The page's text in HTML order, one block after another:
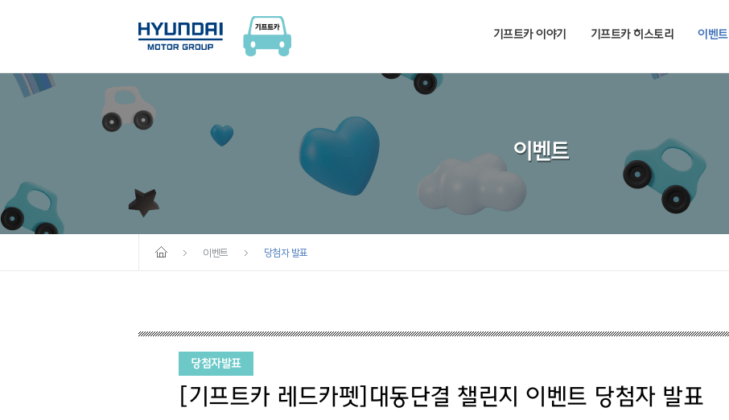
기프트카 이야기 기프트카 히스토리 이벤트
이벤트
이벤트 당첨자 발표
당첨자발표
[기프트카 레드카펫]대동단결 챌린지 이벤트 당첨자 발표